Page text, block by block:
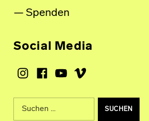
Spenden
Social Media
Instagram
Facebook
Youtube
Vimeo
Suche nach: